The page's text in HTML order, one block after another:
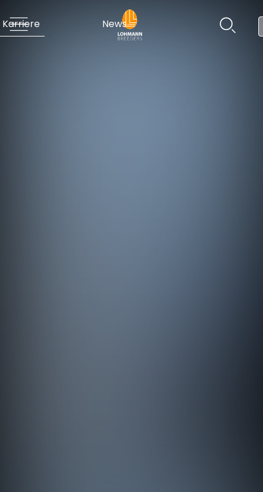
Karriere News